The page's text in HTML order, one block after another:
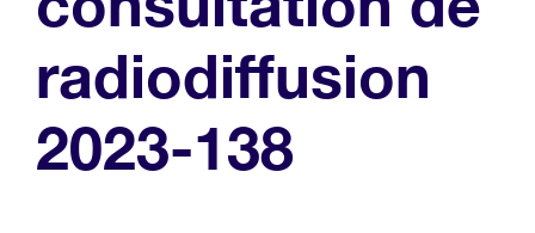
radiodiffusion
2023-138